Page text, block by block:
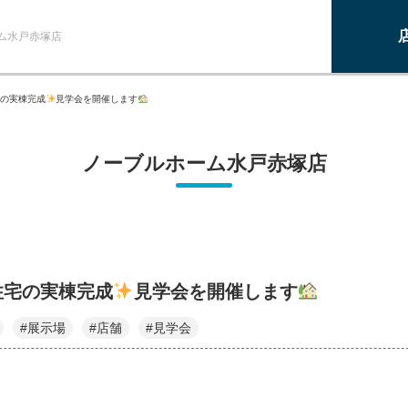
水戸赤塚店
実棟完成 見学会を開催します
ノーブルホーム水戸赤塚店
の実棟完成 見学会を開催します
#展示場 #店舗 #見学会